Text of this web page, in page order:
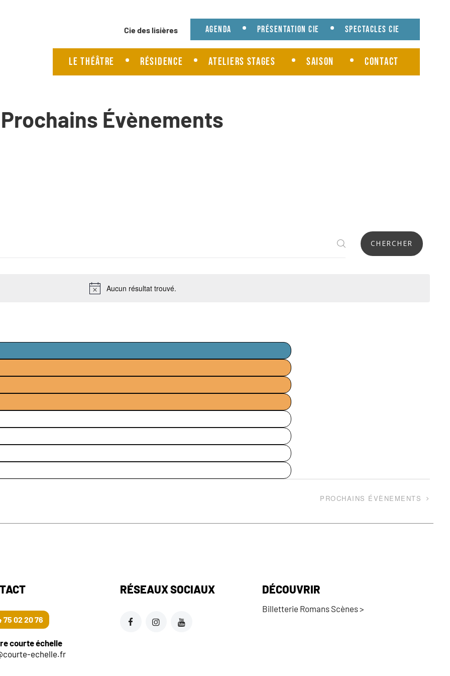
Agenda Présentation cie Spectacles cie
Le Théâtre Résidence Ateliers Stages Saison Contact
Prochains Évènements
Présentation cie
Spectacles cie
Aucun résultat trouvé.
CHERCHER
PROCHAINS ÉVÈNEMENTS
75 02 20 76
courte échelle
echelle.fr
RÉSEAUX SOCIAUX DÉCOUVRIR
Billetterie Romans Scènes >